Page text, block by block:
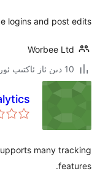
logins and post edits.
Worbee Ltd
10 دىن ئاز ئاكتىپ ئورنىتىش
many tracking
features.